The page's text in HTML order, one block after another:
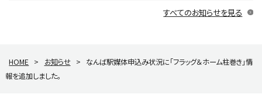
すべてのお知らせを見る
HOME > お知らせ >
なんば駅媒体申込み状況に「フラッグ＆ホーム柱巻き」情
報を追加しました。